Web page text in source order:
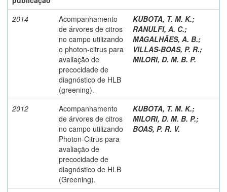
2014
Acompanhamento
de árvores de citros
no campo utilizando
o photon-citrus para
avaliação de
precocidade de
diagnóstico de HLB
(greening).
KUBOTA, T. M. K.;
RANULFI, A. C.;
MAGALHÃES, A. B.;
VILLAS-BOAS, P. R.;
MILORI, D. M. B. P.
2012
Acompanhamento
de árvores de citros
no campo utilizando
Photon-Citrus para
avaliação de
precocidade de
diagnóstico de HLB
(Greening).
KUBOTA, T. M. K.;
MILORI, D. M. B. P.;
BOAS, P. R. V.